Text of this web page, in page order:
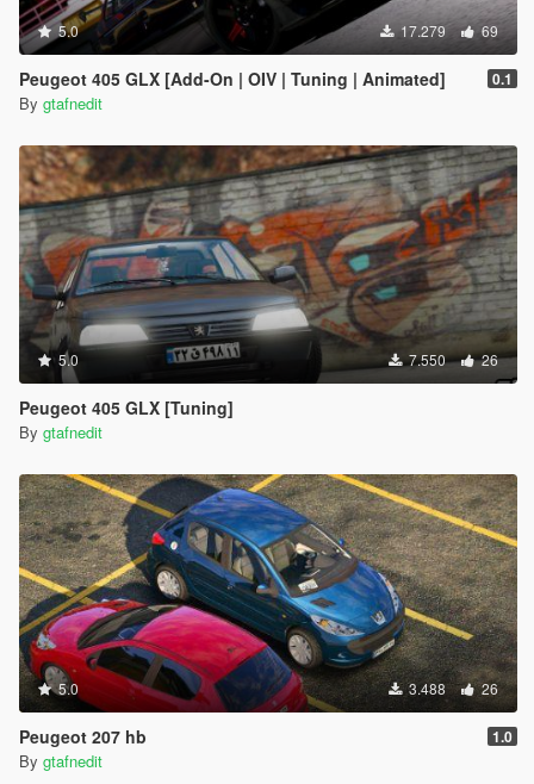
5.0 17.279 69
Peugeot 405 GLX [Add-On | OIV | Tuning | Animated] 0.1
By gtafnedit
5.0 7.550 26
Peugeot 405 GLX [Tuning]
By gtafnedit
5.0 3.488 26
Peugeot 207 hb 1.0
By gtafnedit